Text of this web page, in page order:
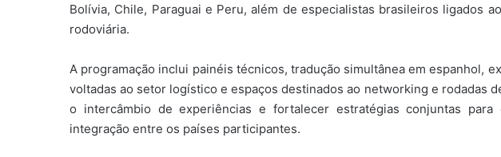
Bolívia, Chile, Paraguai e Peru, além de especialistas brasileiros ligados
rodoviária.
A programação inclui painéis técnicos, tradução simultânea em espanhol,
voltadas ao setor logístico e espaços destinados ao networking e rodadas
o intercâmbio de experiências e fortalecer estratégias conjuntas
integração entre os países participantes.